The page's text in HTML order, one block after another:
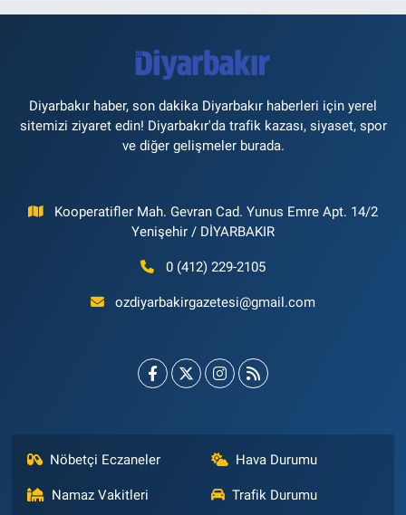
Diyarbakır haber, son dakika Diyarbakır haberleri için yerel
sitemizi ziyaret edin! Diyarbakır'da trafik kazası, siyaset, spor
ve diğer gelişmeler burada.
Kooperatifler Mah. Gevran Cad. Yunus Emre Apt. 14/2
Yenişehir / DİYARBAKIR
0 (412) 229-2105
ozdiyarbakirgazetesi@gmail.com
Nöbetçi Eczaneler Hava Durumu
Namaz Vakitleri Trafik Durumu